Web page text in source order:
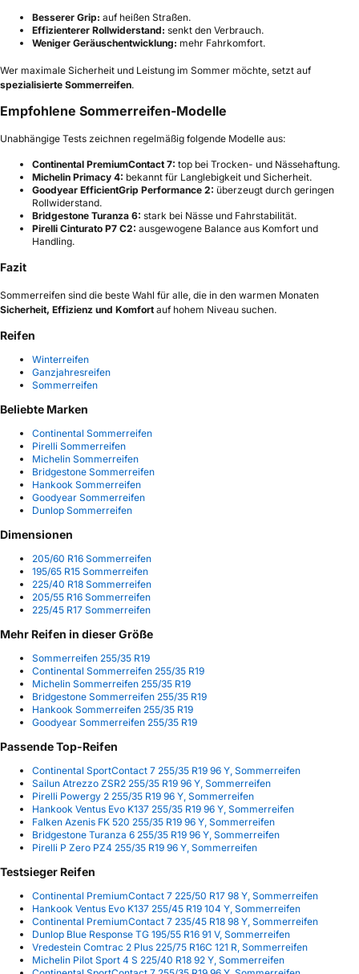
Besserer Grip: auf heißen Straßen.
Effizienterer Rollwiderstand: senkt den Verbrauch.
Weniger Geräuschentwicklung: mehr Fahrkomfort.
Wer maximale Sicherheit und Leistung im Sommer möchte, setzt auf
spezialisierte Sommerreifen.
Empfohlene Sommerreifen-Modelle
Unabhängige Tests zeichnen regelmäßig folgende Modelle aus:
Continental PremiumContact 7: top bei Trocken- und Nässehaftung.
Michelin Primacy 4: bekannt für Langlebigkeit und Sicherheit.
Goodyear EfficientGrip Performance 2: überzeugt durch geringen
Rollwiderstand.
Bridgestone Turanza 6: stark bei Nässe und Fahrstabilität.
Pirelli Cinturato P7 C2: ausgewogene Balance aus Komfort und
Handling.
Fazit
Sommerreifen sind die beste Wahl für alle, die in den warmen Monaten
Sicherheit, Effizienz und Komfort auf hohem Niveau suchen.
Reifen
Winterreifen
Ganzjahresreifen
Sommerreifen
Beliebte Marken
Continental Sommerreifen
Pirelli Sommerreifen
Michelin Sommerreifen
Bridgestone Sommerreifen
Hankook Sommerreifen
Goodyear Sommerreifen
Dunlop Sommerreifen
Dimensionen
205/60 R16 Sommerreifen
195/65 R15 Sommerreifen
225/40 R18 Sommerreifen
205/55 R16 Sommerreifen
225/45 R17 Sommerreifen
Mehr Reifen in dieser Größe
Sommerreifen 255/35 R19
Continental Sommerreifen 255/35 R19
Michelin Sommerreifen 255/35 R19
Bridgestone Sommerreifen 255/35 R19
Hankook Sommerreifen 255/35 R19
Goodyear Sommerreifen 255/35 R19
Passende Top-Reifen
Continental SportContact 7 255/35 R19 96 Y, Sommerreifen
Sailun Atrezzo ZSR2 255/35 R19 96 Y, Sommerreifen
Pirelli Powergy 2 255/35 R19 96 Y, Sommerreifen
Hankook Ventus Evo K137 255/35 R19 96 Y, Sommerreifen
Falken Azenis FK 520 255/35 R19 96 Y, Sommerreifen
Bridgestone Turanza 6 255/35 R19 96 Y, Sommerreifen
Pirelli P Zero PZ4 255/35 R19 96 Y, Sommerreifen
Testsieger Reifen
Continental PremiumContact 7 225/50 R17 98 Y, Sommerreifen
Hankook Ventus Evo K137 255/45 R19 104 Y, Sommerreifen
Continental PremiumContact 7 235/45 R18 98 Y, Sommerreifen
Dunlop Blue Response TG 195/55 R16 91 V, Sommerreifen
Vredestein Comtrac 2 Plus 225/75 R16C 121 R, Sommerreifen
Michelin Pilot Sport 4 S 225/40 R18 92 Y, Sommerreifen